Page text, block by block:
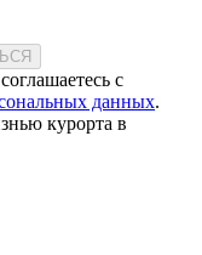
с
данных.
курорта в